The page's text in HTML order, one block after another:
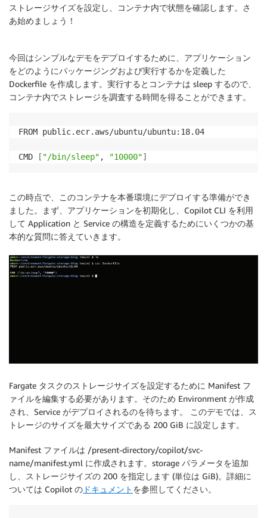
ストレージサイズを設定し、コンテナ内で状態を確認します。さ
あ始めましょう！
今回はシンプルなデモをデプロイするために、アプリケーション
をどのようにパッケージングおよび実行するかを定義した
Dockerfile を作成します。実行するとコンテナは sleep するので、
コンテナ内でストレージを調査する時間を得ることができます。
FROM public.ecr.aws/ubuntu/ubuntu:18.04
CMD [ "/bin/sleep" , "10000"]
この時点で、このコンテナを本番環境にデプロイする準備ができ
ました。まず、アプリケーションを初期化し、Copilot CLI を利用
して Application と Service の構造を定義するためにいくつかの基
本的な質問に答えていきます。
Fargate タスクのストレージサイズを設定するために Manifest フ
ァイルを編集する必要があります。そのため Environment が作成
され、Service がデプロイされるのを待ちます。 このデモでは、ス
トレージのサイズを最大サイズである 200 GiB に設定します。
Manifest ファイルは /present-directory/copilot/svc-
name/manifest.yml に作成されます。storage パラメータを追加
し、ストレージサイズの 200 を指定します (単位は GiB)。詳細に
ついては Copilot の ドキュメント を参照してください。